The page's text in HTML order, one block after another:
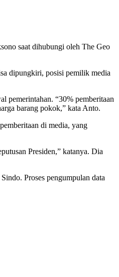
saat dihubungi oleh The Geo
dipungkiri, posisi pemilik media
pemerintahan. “30% pemberitaan
barang pokok,” kata Anto.
di media, yang
Presiden,” katanya. Dia
Proses pengumpulan data